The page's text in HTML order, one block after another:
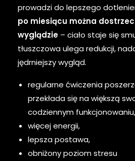
prowadzi do lepszego
po miesiącu można
wyglądzie – ciało staje się
tłuszczowa ulega redukcji,
jędrniejszy wygląd.
regularne ćwiczenia
przekłada się na większą
codziennym funkcjonowaniu,
więcej energii,
lepsza postawa,
obniżony poziom stresu